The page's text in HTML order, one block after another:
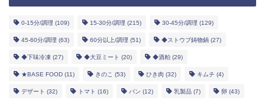
0-15分/調理 (109) 15-30分/調理 (215) 30-45分/調理 (129)
45-60分/調理 (63) 60分以上/調理 (51) ◆ストウブ鋳物鍋 (27)
◆下味冷凍 (27) ◆大豆ミート (20) ◆酒粕 (29)
★BASE FOOD (11) きのこ (53) ひき肉 (32) キムチ (4)
デザート (32) トマト (16) パン (12) 乳製品 (7) 卵 (43)